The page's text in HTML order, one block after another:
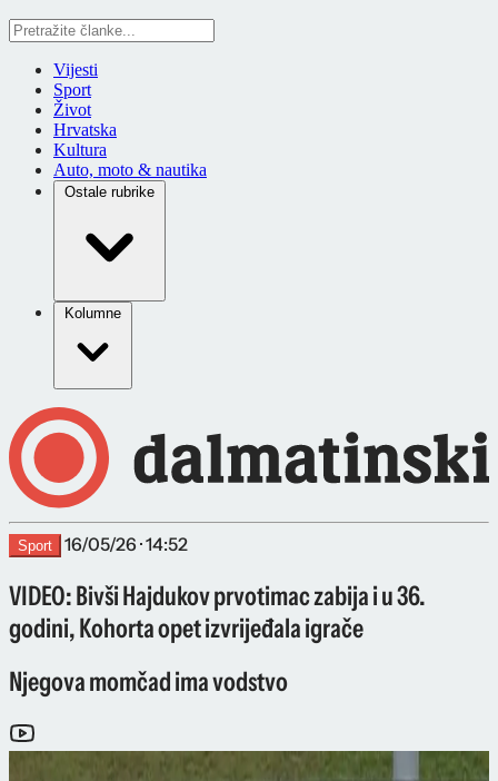
Vijesti
Sport
Život
Hrvatska
Kultura
Auto, moto & nautika
Ostale rubrike
Kolumne
Sport 16/05/26 · 14:52
VIDEO: Bivši Hajdukov prvotimac zabija i u 36.
godini, Kohorta opet izvrijeđala igrače
Njegova momčad ima vodstvo